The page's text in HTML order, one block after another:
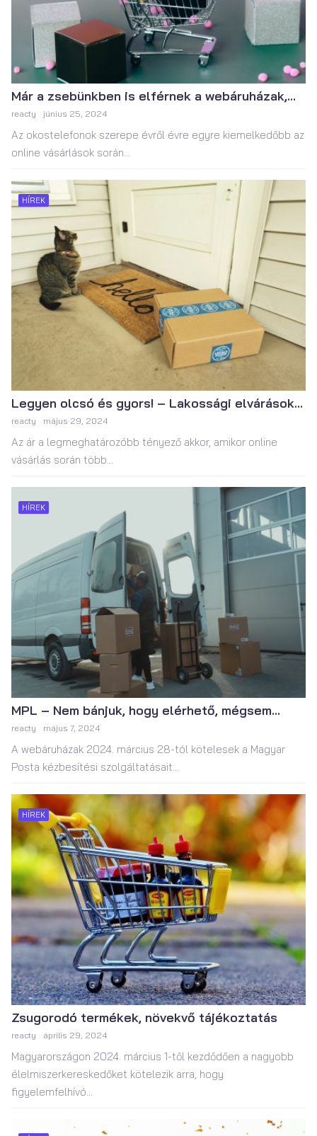
Már a zsebünkben is elférnek a webáruházak,...
reacty június 25, 2024
Az okostelefonok szerepe évről évre egyre kiemelkedőbb az
online vásárlások során...
HÍREK
Legyen olcsó és gyors! – Lakossági elvárások...
reacty május 29, 2024
Az ár a legmeghatározóbb tényező akkor, amikor online
vásárlás során több...
HÍREK
MPL – Nem bánjuk, hogy elérhető, mégsem...
reacty május 7, 2024
A webáruházak 2024. március 28-tól kötelesek a Magyar
Posta kézbesítési szolgáltatásait...
HÍREK
Zsugorodó termékek, növekvő tájékoztatás
reacty április 29, 2024
Magyarországon 2024. március 1-től kezdődően a nagyobb
élelmiszerkereskedőket kötelezik arra, hogy
figyelemfelhívó...